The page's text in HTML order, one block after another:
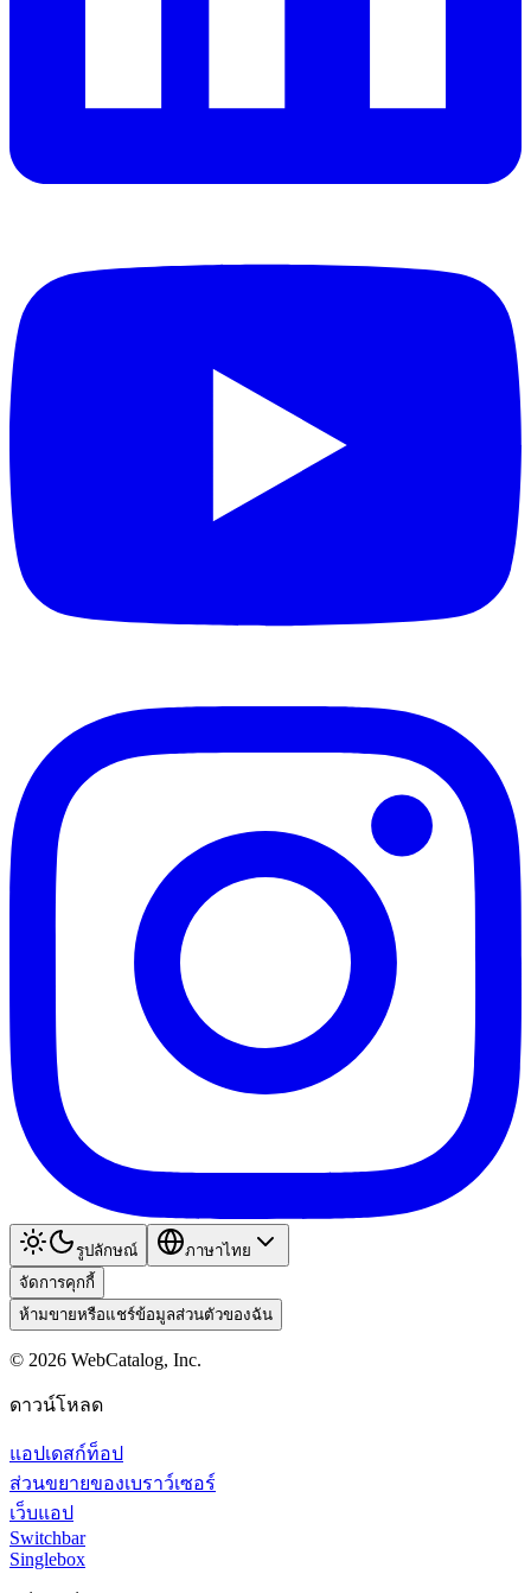
รูปลักษณ์
ภาษาไทย
จัดการคุกกี้
ห้ามขายหรือแชร์ข้อมูลส่วนตัวของฉัน
© 2026 WebCatalog, Inc.
ดาวน์โหลด
แอปเดสก์ท็อป
ส่วนขยายของเบราว์เซอร์
เว็บแอป
Switchbar
Singlebox